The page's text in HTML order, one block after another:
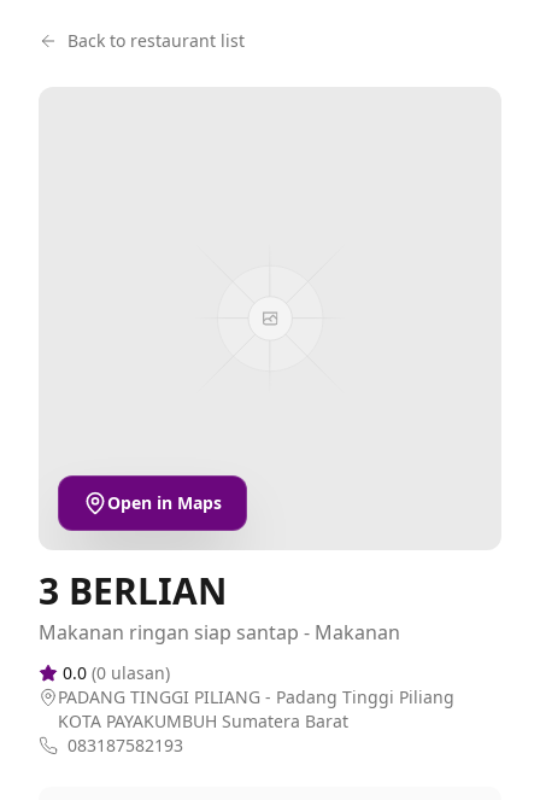
Back to restaurant list
Open in Maps
3 BERLIAN
Makanan ringan siap santap - Makanan
0.0 (0 ulasan)
PADANG TINGGI PILIANG - Padang Tinggi Piliang
KOTA PAYAKUMBUH Sumatera Barat
083187582193